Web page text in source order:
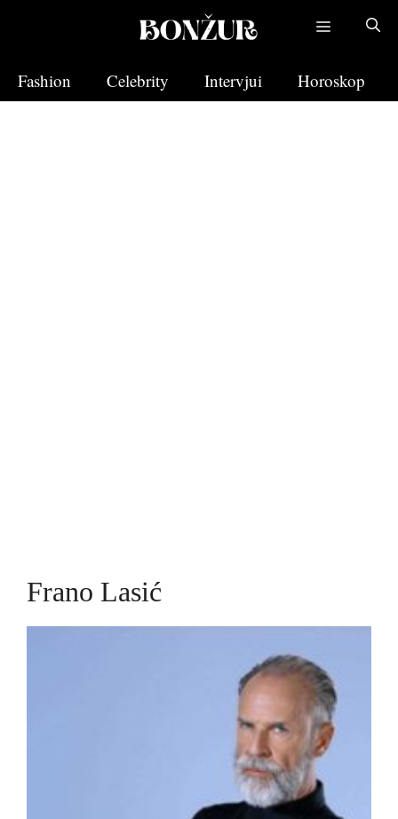
Fashion
Celebrity Intervjui Horoskop
Frano Lasić